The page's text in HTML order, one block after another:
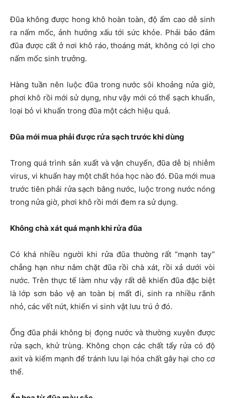
Đũa không được hong khô hoàn toàn, độ ẩm cao dễ sinh
ra nấm mốc, ảnh hưởng xấu tới sức khỏe. Phải bảo đảm
đũa được cất ở nơi khô ráo, thoáng mát, không có lợi cho
nấm mốc sinh trưởng.
Hàng tuần nên luộc đũa trong nước sôi khoảng nửa giờ,
phơi khô rồi mới sử dụng, như vậy mới có thể sạch khuẩn,
loại bỏ vi khuẩn trong đũa một cách hiệu quả.
Đũa mới mua phải được rửa sạch trước khi dùng
Trong quá trình sản xuất và vận chuyển, đũa dễ bị nhiễm
virus, vi khuẩn hay một chất hóa học nào đó. Đũa mới mua
trước tiên phải rửa sạch bằng nước, luộc trong nước nóng
trong nửa giờ, phơi khô rồi mới đem ra sử dụng.
Không chà xát quá mạnh khi rửa đũa
Có khá nhiều người khi rửa đũa thường rất “mạnh tay”
chẳng hạn như nắm chặt đũa rồi chà xát, rồi xả dưới vòi
nước. Trên thực tế làm như vậy rất dễ khiến đũa đặc biệt
là lớp sơn bảo vệ an toàn bị mất đi, sinh ra nhiều rãnh
nhỏ, các vết nứt, khiến vi sinh vật lưu trú ở đó.
Ống đũa phải không bị đọng nước và thường xuyên được
rửa sạch, khử trùng. Không chọn các chất tẩy rửa có độ
axit và kiểm mạnh để tránh lưu lại hóa chất gây hại cho cơ
thể.